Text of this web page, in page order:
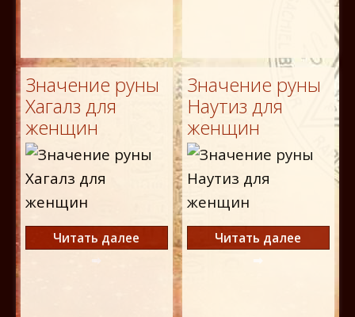
Значение руны
Хагалз для
женщин
Читать далее
Значение руны
Наутиз для
женщин
Читать далее